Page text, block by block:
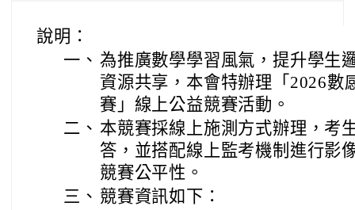
說明：
一、 為推廣數學學習風氣，提升學生
資源共享，本會特辦理「2026數
賽」線上公益競賽活動。
二、 本競賽採線上施測方式辦理，考
答，並搭配線上監考機制進行影
競賽公平性。
三、 競賽資訊如下：